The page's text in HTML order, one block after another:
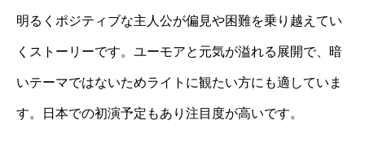
明るくポジティブな主人公が偏見や困難を乗り越えてい
くストーリーです。ユーモアと元気が溢れる展開で、暗
いテーマではないためライトに観たい方にも適していま
す。日本での初演予定もあり注目度が高いです。